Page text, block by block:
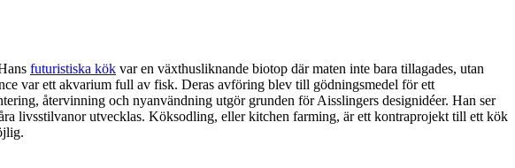
futuristiska kök var en växthusliknande biotop där maten inte bara tillagades, utan
var ett akvarium full av fisk. Deras avföring blev till gödningsmedel för ett
återvinning och nyanvändning utgör grunden för Aisslingers designidéer. Han ser
livsstilvanor utvecklas. Köksodling, eller kitchen farming, är ett kontraprojekt till ett kök